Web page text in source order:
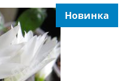
Новинка